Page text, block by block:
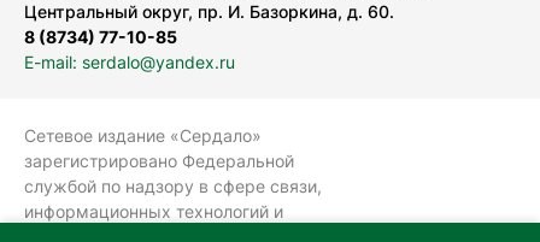
Центральный округ, пр. И. Базоркина, д. 60.
8 (8734) 77-10-85
E-mail: serdalo@yandex.ru
Сетевое издание «Сердало»
зарегистрировано Федеральной
службой по надзору в сфере связи,
информационных технологий и